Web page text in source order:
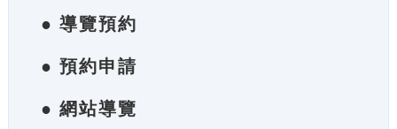
● 導覽預約
● 預約申請
● 網站導覽